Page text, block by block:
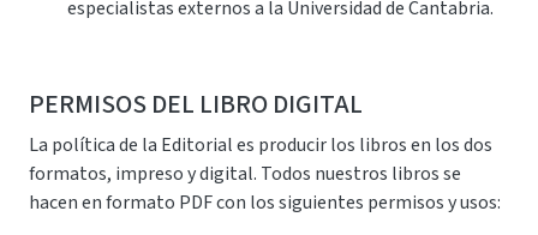
especialistas externos a la Universidad de Cantabria.
PERMISOS DEL LIBRO DIGITAL
La política de la Editorial es producir los libros en los dos
formatos, impreso y digital. Todos nuestros libros se
hacen en formato PDF con los siguientes permisos y usos: